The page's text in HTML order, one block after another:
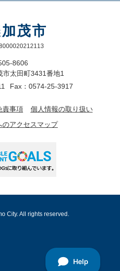
茂市
8606
市太田町3431番地1
Fax：0574-25-3917
責事項
個人情報の取り扱い
のアクセスマップ
City. All rights reserved.